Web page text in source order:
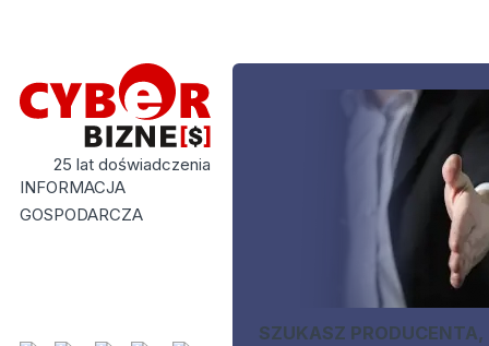
25 lat doświadczenia
INFORMACJA
GOSPODARCZA
SZUKASZ PRODUCENTA,